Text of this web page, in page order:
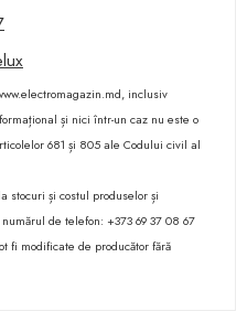
inclusiv
și nici într-un caz nu este o
681 și 805 ale Codului civil al
stocuri și costul produselor și
de telefon: +373 69 37 08 67
fi modificate de producător fără